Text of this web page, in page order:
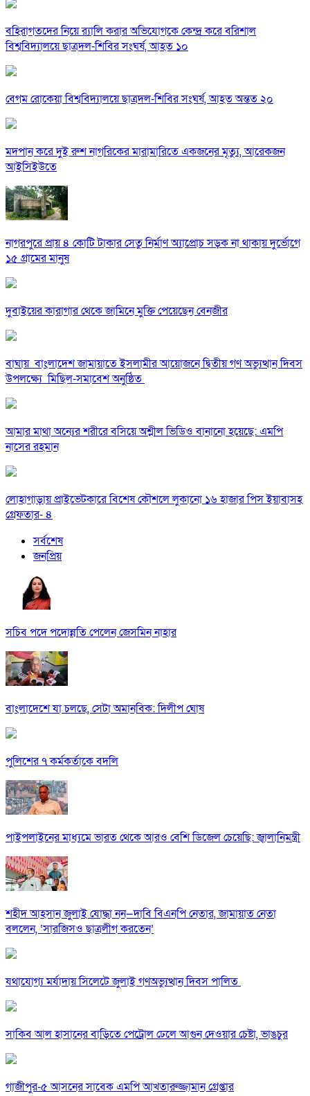
বহিরাগতদের নিয়ে র‍্যালি করার অভিযোগকে কেন্দ্র করে বরিশাল
বিশ্ববিদ্যালয়ে ছাত্রদল-শিবির সংঘর্ষ, আহত ১০
বেগম রোকেয়া বিশ্ববিদ্যালয়ে ছাত্রদল-শিবির সংঘর্ষ, আহত অন্তত ২০
মদপান করে দুই রুশ নাগরিকের মারামারিতে একজনের মৃত্যু, আরেকজন
আইসিইউতে
নাগরপুরে প্রায় ৪ কোটি টাকার সেতু নির্মাণ অ্যাপ্রোচ সড়ক না থাকায় দুর্ভোগে
১৫ গ্রামের মানুষ
দুবাইয়ের কারাগার থেকে জামিনে মুক্তি পেয়েছেন বেনজীর
বাঘায় বাংলাদেশ জামায়াতে ইসলামীর আয়োজনে দ্বিতীয় গণ অভ্যুত্থান দিবস
উপলক্ষ্যে মিছিল-সমাবেশ অনুষ্ঠিত
আমার মাথা অন্যের শরীরে বসিয়ে অশ্লীল ভিডিও বানানো হয়েছে: এমপি
নাসের রহমান
লোহাগাড়ায় প্রাইভেটকারে বিশেষ কৌশলে লুকানো ১৬ হাজার পিস ইয়াবাসহ
গ্রেফতার- ৪
সর্বশেষ
জনপ্রিয়
সচিব পদে পদোন্নতি পেলেন জেসমিন নাহার
বাংলাদেশে যা চলছে, সেটা অমানবিক: দিলীপ ঘোষ
পুলিশের ৭ কর্মকর্তাকে বদলি
পাইপলাইনের মাধ্যমে ভারত থেকে আরও বেশি ডিজেল চেয়েছি: জ্বালানিমন্ত্রী
শহীদ আহসান জুলাই যোদ্ধা নন—দাবি বিএনপি নেতার, জামায়াত নেতা
বললেন, ‘সারজিসও ছাত্রলীগ করতেন’
যথাযোগ্য মর্যাদায় সিলেটে জুলাই গণঅভ্যুত্থান দিবস পালিত
সাকিব আল হাসানের বাড়িতে পেট্রোল ঢেলে আগুন দেওয়ার চেষ্টা, ভাঙচুর
গাজীপুর-৫ আসনের সাবেক এমপি আখতারুজ্জামান গ্রেপ্তার